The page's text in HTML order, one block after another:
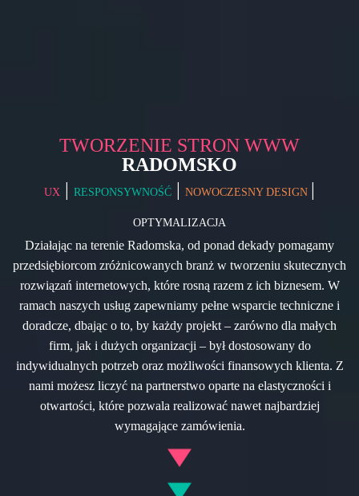
TWORZENIE STRON WWW
RADOMSKO
UX | RESPONSYWNOŚĆ | NOWOCZESNY DESIGN |
OPTYMALIZACJA
Działając na terenie Radomska, od ponad dekady pomagamy
przedsiębiorcom zróżnicowanych branż w tworzeniu skutecznych
rozwiązań internetowych, które rosną razem z ich biznesem. W
ramach naszych usług zapewniamy pełne wsparcie techniczne i
doradcze, dbając o to, by każdy projekt – zarówno dla małych
firm, jak i dużych organizacji – był dostosowany do
indywidualnych potrzeb oraz możliwości finansowych klienta. Z
nami możesz liczyć na partnerstwo oparte na elastyczności i
otwartości, które pozwala realizować nawet najbardziej
wymagające zamówienia.